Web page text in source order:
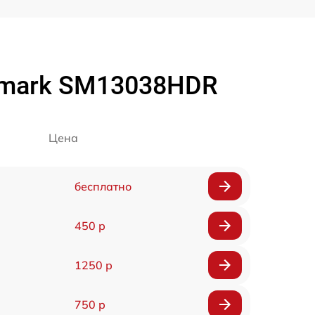
SM13038HDR
Цена
бесплатно
450 р
1250 р
750 р